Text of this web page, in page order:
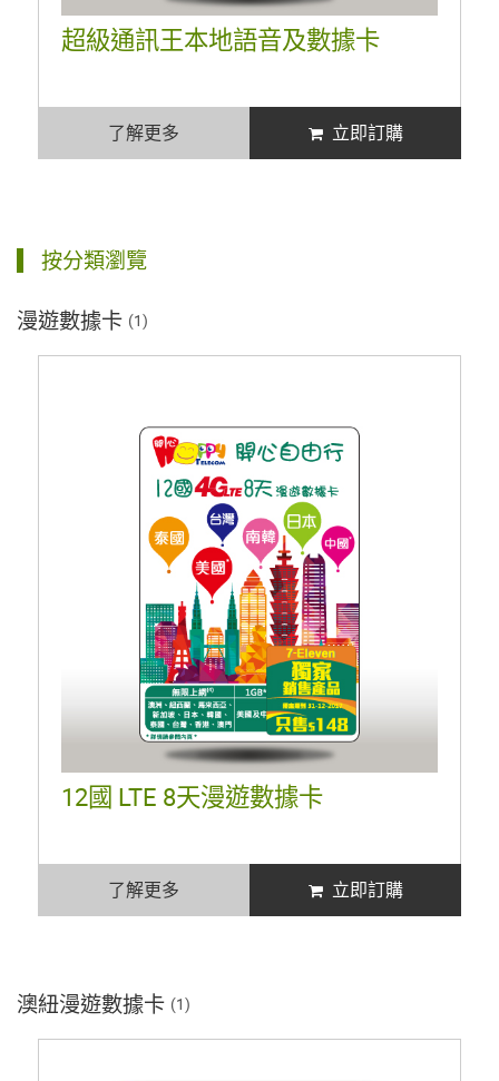
超級通訊王本地語音及數據卡
了解更多 立即訂購
按分類瀏覽
漫遊數據卡 (1)
12國 LTE 8天漫遊數據卡
了解更多 立即訂購
澳紐漫遊數據卡 (1)